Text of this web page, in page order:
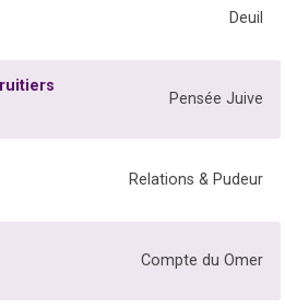
Deuil
Pensée Juive
Relations & Pudeur
Compte du Omer